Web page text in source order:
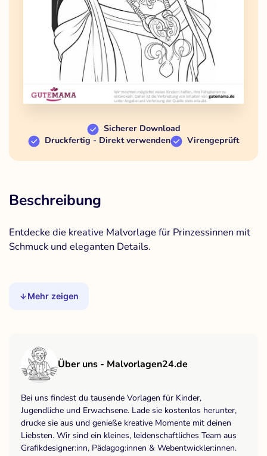
Sicherer Download
Druckfertig - Direkt verwenden
Virengeprüft
Beschreibung
Entdecke die kreative Malvorlage für Prinzessinnen mit
Schmuck und eleganten Details.
Mehr zeigen
Über uns - Malvorlagen24.de
Bei uns findest du tausende Vorlagen für Kinder,
Jugendliche und Erwachsene. Lade sie kostenlos herunter,
drucke sie aus und genieße kreative Momente mit deinen
Liebsten. Wir sind ein kleines, leidenschaftliches Team aus
Grafikdesigner:inn, Pädagog:innen & Webentwickler:innen.